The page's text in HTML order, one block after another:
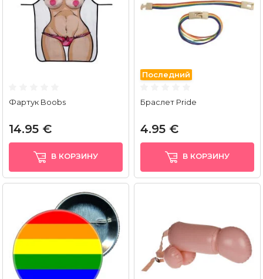
Фартук Boobs
14.95 €
В КОРЗИНУ
Последний
Браслет Pride
4.95 €
В КОРЗИНУ